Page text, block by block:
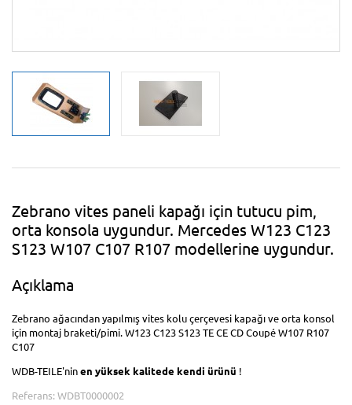
Zebrano vites paneli kapağı için tutucu pim,
orta konsola uygundur. Mercedes W123 C123
S123 W107 C107 R107 modellerine uygundur.
Açıklama
Zebrano ağacından yapılmış vites kolu çerçevesi kapağı ve orta konsol
için montaj braketi/pimi. W123 C123 S123 TE CE CD Coupé W107 R107
C107
WDB-TEILE'ninen yüksek kalitede kendi ürünü !
Referans: WDBT0000002